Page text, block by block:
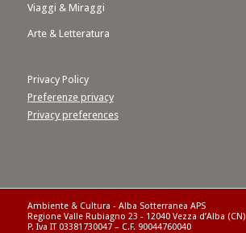
Viaggi & Miraggi
Arte & Letteratura
Privacy Policy
Preferenze privacy
Privacy preferences
Ambiente & Cultura - Alba Sotterranea APS
Regione Valle Rubiagno 23 - 12040 Vezza d’Alba (CN)
P. Iva IT 03381730047 – C.F. 90044760040